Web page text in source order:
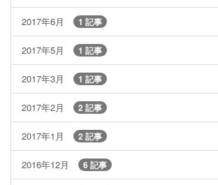
2017年6月 1 記事
2017年5月 1 記事
2017年3月 1 記事
2017年2月 2 記事
2017年1月 2 記事
2016年12月 6 記事